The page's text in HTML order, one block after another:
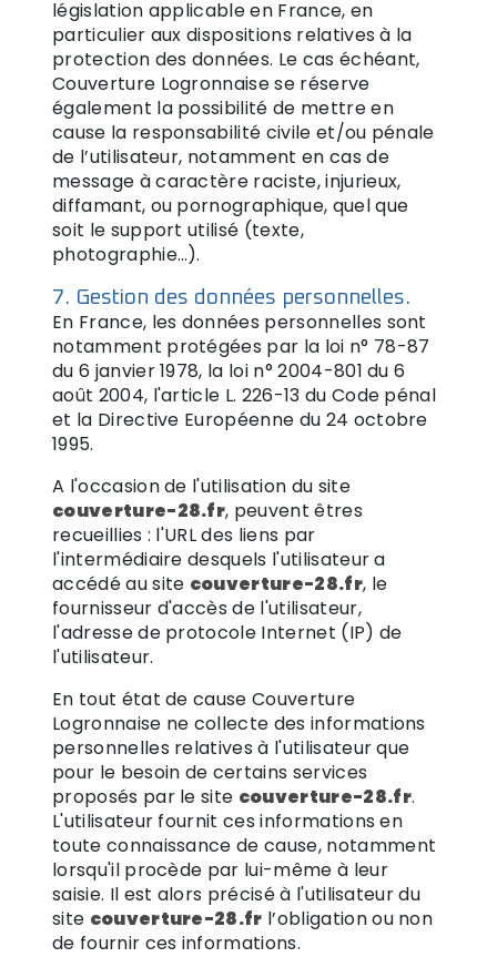
législation applicable en France, en
particulier aux dispositions relatives à la
protection des données. Le cas échéant,
Couverture Logronnaise se réserve
également la possibilité de mettre en
cause la responsabilité civile et/ou pénale
de l’utilisateur, notamment en cas de
message à caractère raciste, injurieux,
diffamant, ou pornographique, quel que
soit le support utilisé (texte,
photographie…).
7. Gestion des données personnelles.
En France, les données personnelles sont
notamment protégées par la loi n° 78-87
du 6 janvier 1978, la loi n° 2004-801 du 6
août 2004, l'article L. 226-13 du Code pénal
et la Directive Européenne du 24 octobre
1995.
A l'occasion de l'utilisation du site
couverture-28.fr, peuvent êtres
recueillies : l'URL des liens par
l'intermédiaire desquels l'utilisateur a
accédé au site couverture-28.fr, le
fournisseur d'accès de l'utilisateur,
l'adresse de protocole Internet (IP) de
l'utilisateur.
En tout état de cause Couverture
Logronnaise ne collecte des informations
personnelles relatives à l'utilisateur que
pour le besoin de certains services
proposés par le site couverture-28.fr.
L'utilisateur fournit ces informations en
toute connaissance de cause, notamment
lorsqu'il procède par lui-même à leur
saisie. Il est alors précisé à l'utilisateur du
site couverture-28.fr l’obligation ou non
de fournir ces informations.